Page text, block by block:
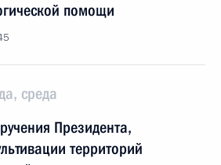
помощи
среда
Президента,
территорий